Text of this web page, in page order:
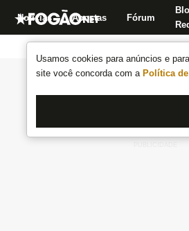
Usamos cookies para anúncios e
site você concorda com a Política
Notícias Apostas Fórum